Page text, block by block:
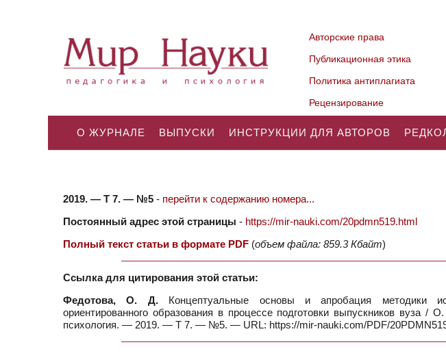
Авторские права
Публикационная этика
Политика антиплагиата
Рецензирование
О ЖУРНАЛЕ ВЫПУСКИ ИНСТРУКЦИИ ДЛЯ АВТОРОВ
2019. — Т 7. — №5 - перейти к содержанию номера...
Постоянный адрес этой страницы - https://mir-nauki.com/20pdmn519.html
Полный текст статьи в формате PDF (объем файла: 859.3 Кбайт)
Ссылка для цитирования этой статьи:
Федотова, О. Д.Концептуальные основы и апробация методики
ориентированного образования в процессе подготовки выпускников вуза
психология. — 2019. — Т 7. — №5. — URL: https://mir-nauki.com/PDF/